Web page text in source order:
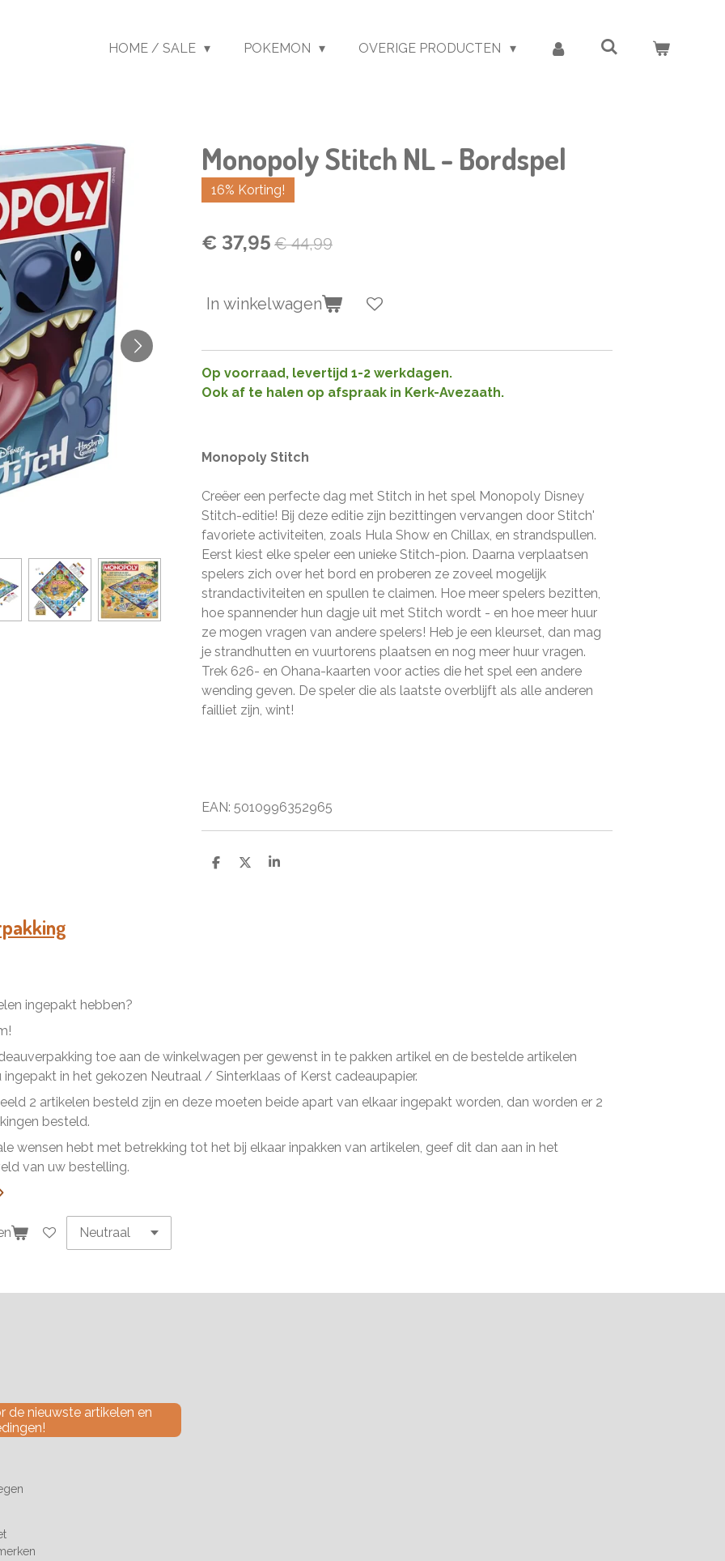
HOME / SALE POKEMON OVERIGE PRODUCTEN
Monopoly Stitch NL - Bordspel
16% Korting!
€ 37,95 € 44,99
In winkelwagen
Op voorraad, levertijd 1-2 werkdagen.
Ook af te halen op afspraak in Kerk-Avezaath.
Monopoly Stitch
Creëer een perfecte dag met Stitch in het spel Monopoly Disney
Stitch-editie! Bij deze editie zijn bezittingen vervangen door Stitch'
favoriete activiteiten, zoals Hula Show en Chillax, en strandspullen.
Eerst kiest elke speler een unieke Stitch-pion. Daarna verplaatsen
spelers zich over het bord en proberen ze zoveel mogelijk
strandactiviteiten en spullen te claimen. Hoe meer spelers bezitten,
hoe spannender hun dagje uit met Stitch wordt - en hoe meer huur
ze mogen vragen van andere spelers! Heb je een kleurset, dan mag
je strandhutten en vuurtorens plaatsen en nog meer huur vragen.
Trek 626- en Ohana-kaarten voor acties die het spel een andere
wending geven. De speler die als laatste overblijft als alle anderen
failliet zijn, wint!
EAN: 5010996352965
D
D
S
ingepakt hebben?
toe aan de winkelwagen per gewenst in te pakken artikel en de bestelde artikelen
in het gekozen Neutraal / Sinterklaas of Kerst cadeaupapier.
2 artikelen besteld zijn en deze moeten beide apart van elkaar ingepakt worden, dan worden er 2
besteld.
wensen hebt met betrekking tot het bij elkaar inpakken van artikelen, geef dit dan aan in het
van uw bestelling.
de nieuwste artikelen en